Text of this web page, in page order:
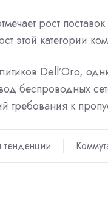
рост
этой категории
Dell’Oro,
беспроводных
к